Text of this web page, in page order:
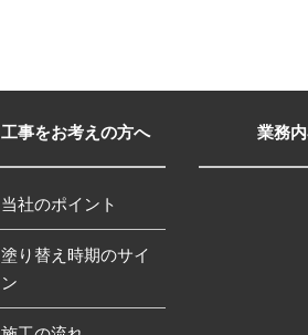
工事をお考えの方へ
当社のポイント
塗り替え時期のサイ
ン
業務